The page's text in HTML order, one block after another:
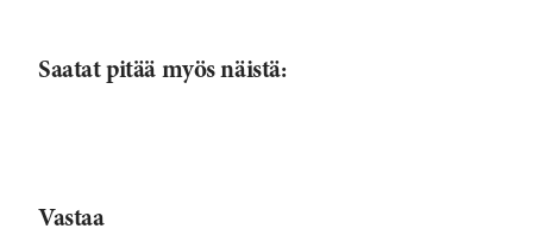
Saatat pitää myös näistä:
Vastaa